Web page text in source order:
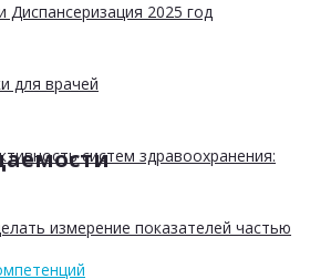
2025 год
для врачей
систем здравоохранения:
измерение показателей частью